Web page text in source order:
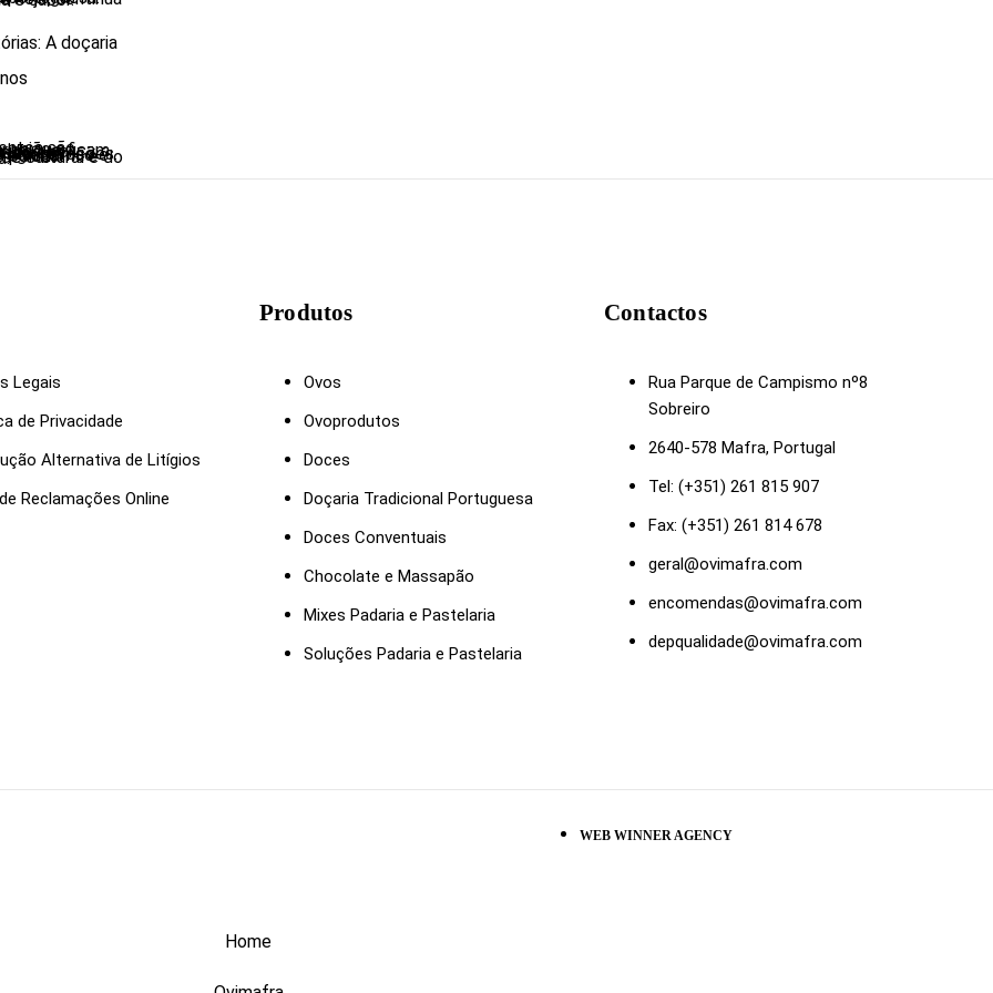
A doçaria
deste dia.
Legais
de Privacidade
Alternativa de Litígios
Reclamações Online
Produtos
Ovos
Ovoprodutos
Doces
Doçaria Tradicional Portuguesa
Doces Conventuais
Chocolate e Massapão
Mixes Padaria e Pastelaria
Soluções Padaria e Pastelaria
Contactos
Rua Parque de Campismo nº8
Sobreiro
2640-578 Mafra, Portugal
Tel: (+351) 261 815 907
Fax: (+351) 261 814 678
geral@ovimafra.com
encomendas@ovimafra.com
depqualidade@ovimafra.com
WEB WINNER AGENCY
Home